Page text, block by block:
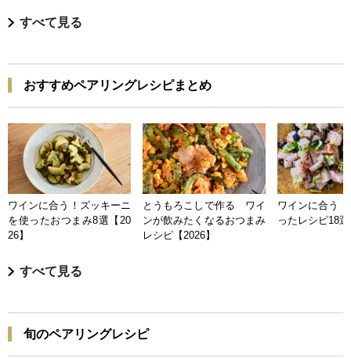
すべて見る
おすすめペアリングレシピまとめ
ワインに合う！ズッキーニ
を使ったおつまみ8選【20
26】
とうもろこしで作る ワイ
ンが飲みたくなるおつまみ
レシピ【2026】
ワインに合う
ったレシピ18
すべて見る
旬のペアリングレシピ